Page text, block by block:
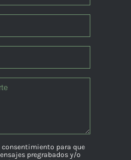
consentimiento para que
pregrabados y/o